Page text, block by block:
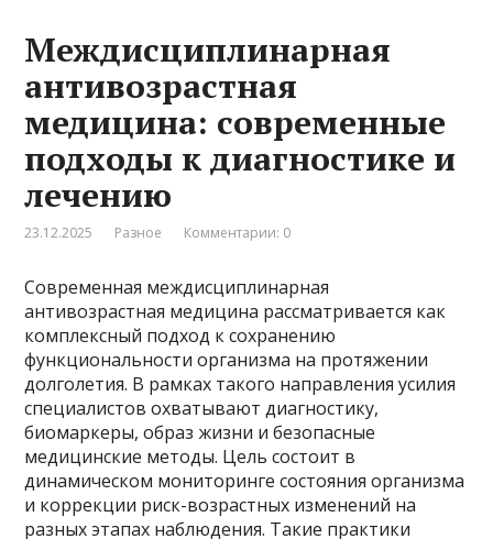
Междисциплинарная
антивозрастная
медицина: современные
подходы к диагностике и
лечению
23.12.2025 Разное Комментарии: 0
Современная междисциплинарная
антивозрастная медицина рассматривается как
комплексный подход к сохранению
функциональности организма на протяжении
долголетия. В рамках такого направления усилия
специалистов охватывают диагностику,
биомаркеры, образ жизни и безопасные
медицинские методы. Цель состоит в
динамическом мониторинге состояния организма
и коррекции риск-возрастных изменений на
разных этапах наблюдения. Такие практики